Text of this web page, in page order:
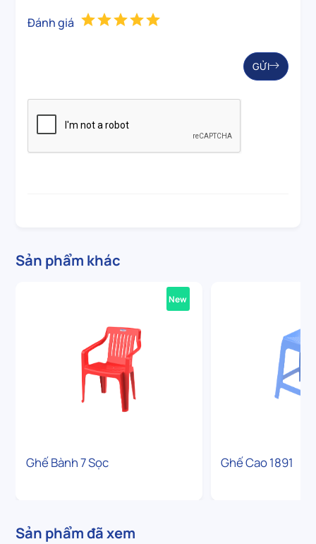
Đánh giá
GỬI
Sản phẩm khác
Ghế Bành 7 Sọc
New
Ghế Cao 1891
Sản phẩm đã xem